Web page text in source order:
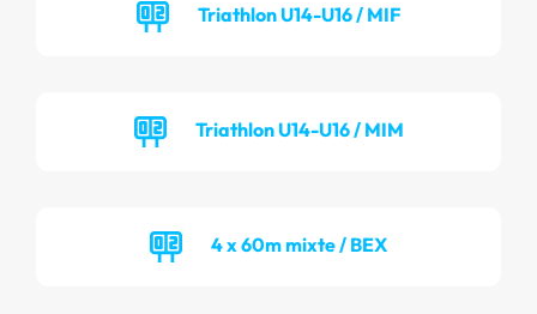
Triathlon U14-U16 / MIF
Triathlon U14-U16 / MIM
4 x 60m mixte / BEX